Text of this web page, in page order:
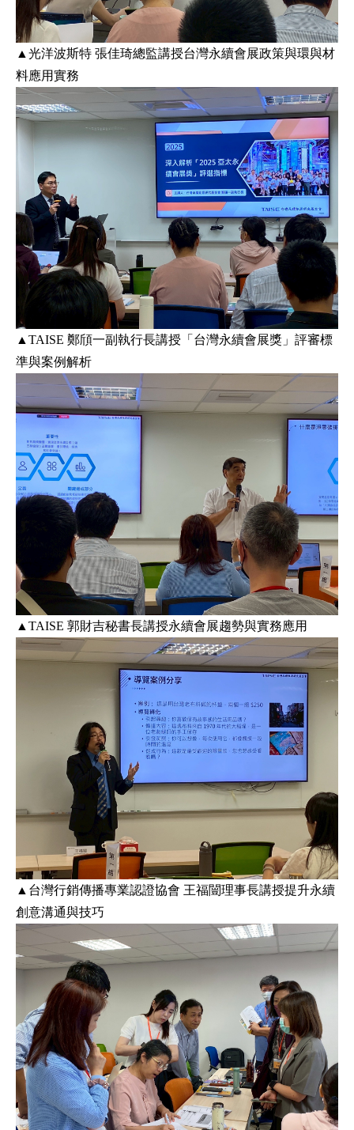
▲光洋波斯特 張佳琦總監講授台灣永續會展政策與環與材
料應用實務
▲TAISE 鄭頎一副執行長講授「台灣永續會展獎」評審標
準與案例解析
▲TAISE 郭財吉秘書長講授永續會展趨勢與實務應用
▲台灣行銷傳播專業認證協會 王福闓理事長講授提升永續
創意溝通與技巧